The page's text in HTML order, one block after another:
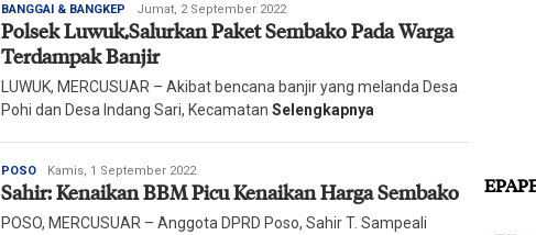
BANGGAI & BANGKEP Redaksi
Harian
Mercusuar
Jumat, 2 September 2022
Polsek Luwuk,Salurkan Paket Sembako Pada Warga
Terdampak Banjir
LUWUK, MERCUSUAR – Akibat bencana banjir yang melanda Desa
Pohi dan Desa Indang Sari, Kecamatan Selengkapnya
POSORedaksi
Harian
Mercusuar
Kamis, 1 September 2022
Sahir: Kenaikan BBM Picu Kenaikan Harga Sembako
POSO, MERCUSUAR – Anggota DPRD Poso, Sahir T. Sampeali